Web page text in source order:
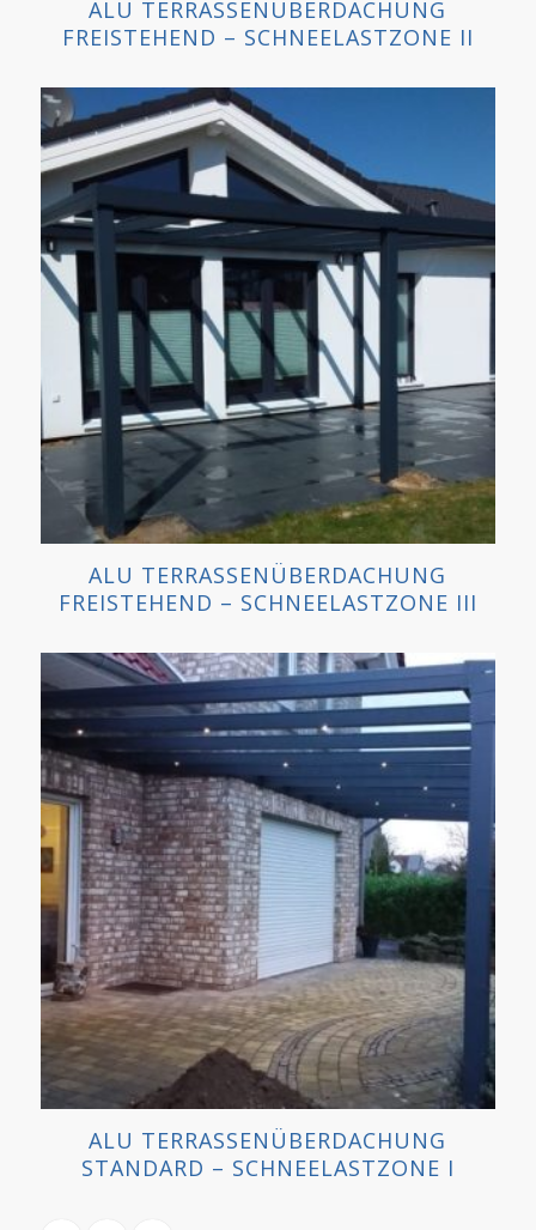
ALU TERRASSENÜBERDACHUNG
FREISTEHEND – SCHNEELASTZONE II
ALU TERRASSENÜBERDACHUNG
FREISTEHEND – SCHNEELASTZONE III
ALU TERRASSENÜBERDACHUNG
STANDARD – SCHNEELASTZONE I